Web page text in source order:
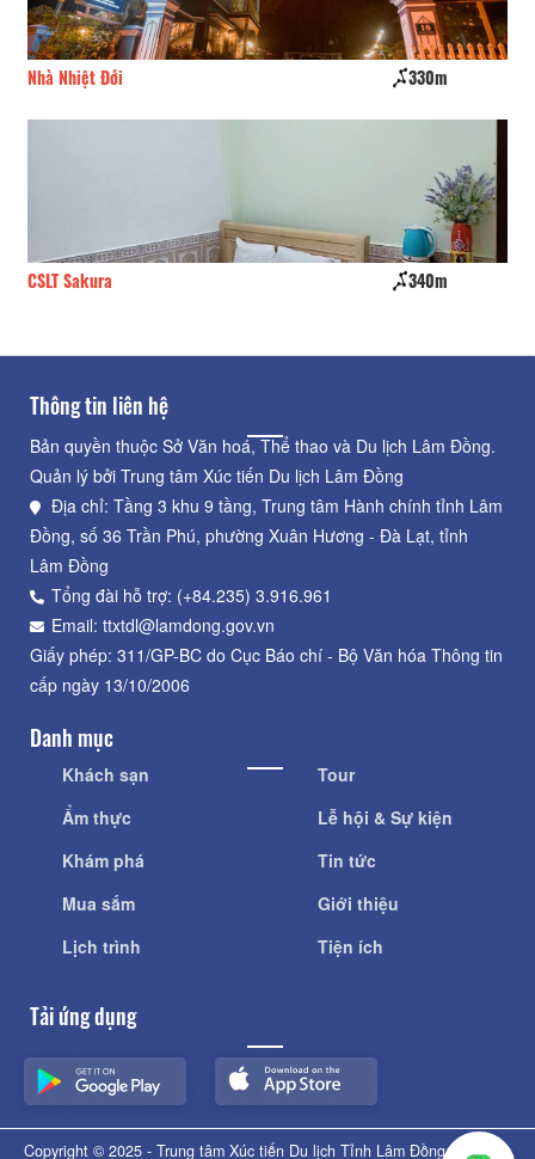
Nhà Nhiệt Đới 330m
CSLT Sakura 340m
Thông tin liên hệ
Bản quyền thuộc Sở Văn hoá, Thể thao và Du lịch Lâm Đồng.
Quản lý bởi Trung tâm Xúc tiến Du lịch Lâm Đồng
Địa chỉ: Tầng 3 khu 9 tầng, Trung tâm Hành chính tỉnh Lâm
Đồng, số 36 Trần Phú, phường Xuân Hương - Đà Lạt, tỉnh
Lâm Đồng
Tổng đài hỗ trợ: (+84.235) 3.916.961
Email: ttxtdl@lamdong.gov.vn
Giấy phép: 311/GP-BC do Cục Báo chí - Bộ Văn hóa Thông tin
cấp ngày 13/10/2006
Danh mục
Khách sạn
Ẩm thực
Khám phá
Mua sắm
Lịch trình
Tour
Lễ hội & Sự kiện
Tin tức
Giới thiệu
Tiện ích
Tải ứng dụng
Copyright © 2025 - Trung tâm Xúc tiến Du lịch Tỉnh Lâm Đồng